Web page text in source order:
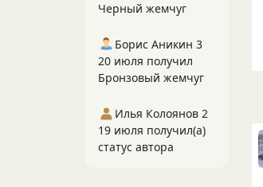
Черный жемчуг
Борис Аникин 3
20 июля получил
Бронзовый жемчуг
Илья Колоянов 2
19 июля получил(а)
статус автора